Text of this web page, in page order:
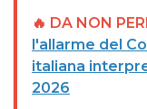
🔥 DA NON
l'allarme del
italiana
2026